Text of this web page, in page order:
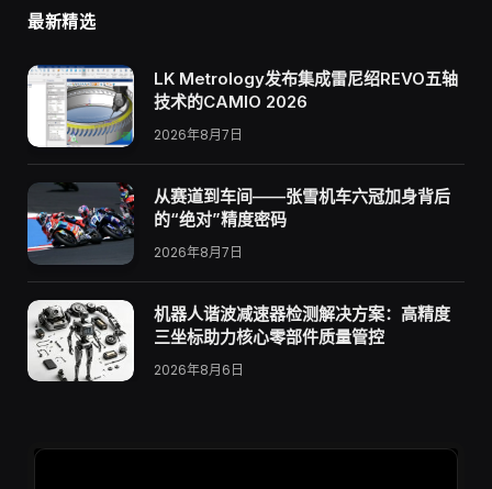
最新精选
LK Metrology发布集成雷尼绍REVO五轴
技术的CAMIO 2026
2026年8月7日
从赛道到车间——张雪机车六冠加身背后
的“绝对”精度密码
2026年8月7日
机器人谐波减速器检测解决方案：高精度
三坐标助力核心零部件质量管控
2026年8月6日